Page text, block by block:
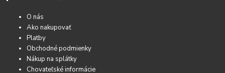
O nás
Ako nakupovať
Platby
Obchodné podmienky
Nákup na splátky
Chovateľské informácie